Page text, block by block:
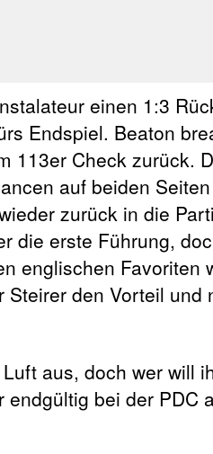
einen 1:3
Endspiel. Beaton
113er Check zurück.
auf beiden
zurück in die
die erste Führung,
englischen Favoriten
den Vorteil
aus, doch wer will
bei der PDC